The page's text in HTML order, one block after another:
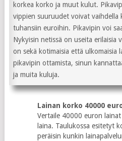
korkea korko ja muut kulut.
vippien suuruudet voivat vaihdella
tuhansiin euroihin. Pikavipin voi
Nykyisin netissä on useita erilaisia
on sekä kotimaisia että ulkomaisia
pikavipin ottamista, sinun
ja muita kuluja.
Lainan korko 40000
Vertaile 40000 euron
laina. Taulukossa esitetyt
peräisin kunkin